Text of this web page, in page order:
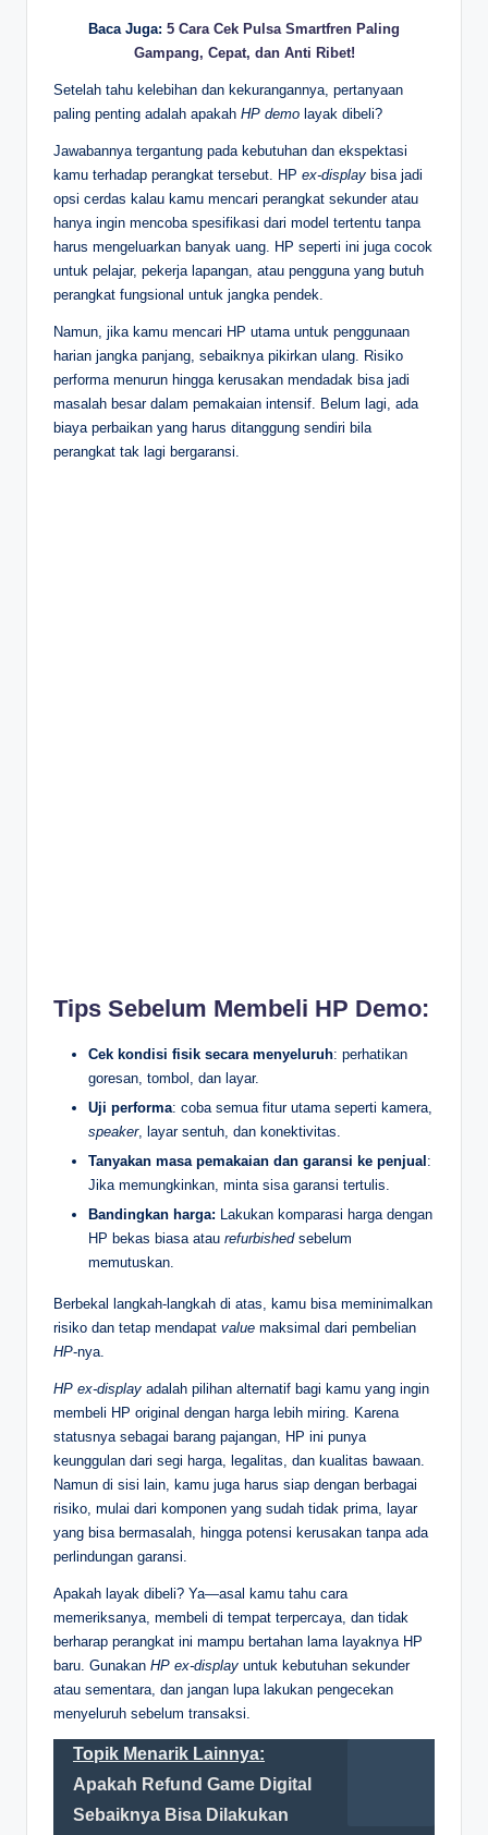
Baca Juga: 5 Cara Cek Pulsa Smartfren Paling
Gampang, Cepat, dan Anti Ribet!
Setelah tahu kelebihan dan kekurangannya, pertanyaan
paling penting adalah apakah HP demo layak dibeli?
Jawabannya tergantung pada kebutuhan dan ekspektasi
kamu terhadap perangkat tersebut. HP ex-display bisa jadi
opsi cerdas kalau kamu mencari perangkat sekunder atau
hanya ingin mencoba spesifikasi dari model tertentu tanpa
harus mengeluarkan banyak uang. HP seperti ini juga cocok
untuk pelajar, pekerja lapangan, atau pengguna yang butuh
perangkat fungsional untuk jangka pendek.
Namun, jika kamu mencari HP utama untuk penggunaan
harian jangka panjang, sebaiknya pikirkan ulang. Risiko
performa menurun hingga kerusakan mendadak bisa jadi
masalah besar dalam pemakaian intensif. Belum lagi, ada
biaya perbaikan yang harus ditanggung sendiri bila
perangkat tak lagi bergaransi.
Tips Sebelum Membeli HP Demo:
Cek kondisi fisik secara menyeluruh: perhatikan
goresan, tombol, dan layar.
Uji performa: coba semua fitur utama seperti kamera,
speaker, layar sentuh, dan konektivitas.
Tanyakan masa pemakaian dan garansi ke penjual :
Jika memungkinkan, minta sisa garansi tertulis.
Bandingkan harga: Lakukan komparasi harga dengan
HP bekas biasa atau refurbishedsebelum
memutuskan.
Berbekal langkah-langkah di atas, kamu bisa meminimalkan
risiko dan tetap mendapat value maksimal dari pembelian
HP-nya.
HP ex-display adalah pilihan alternatif bagi kamu yang ingin
membeli HP original dengan harga lebih miring. Karena
statusnya sebagai barang pajangan, HP ini punya
keunggulan dari segi harga, legalitas, dan kualitas bawaan.
Namun di sisi lain, kamu juga harus siap dengan berbagai
risiko, mulai dari komponen yang sudah tidak prima, layar
yang bisa bermasalah, hingga potensi kerusakan tanpa ada
perlindungan garansi.
Apakah layak dibeli? Ya—asal kamu tahu cara
memeriksanya, membeli di tempat terpercaya, dan tidak
berharap perangkat ini mampu bertahan lama layaknya HP
baru. Gunakan HP ex-display untuk kebutuhan sekunder
atau sementara, dan jangan lupa lakukan pengecekan
menyeluruh sebelum transaksi.
Topik Menarik Lainnya:
Apakah Refund Game Digital
Sebaiknya Bisa Dilakukan